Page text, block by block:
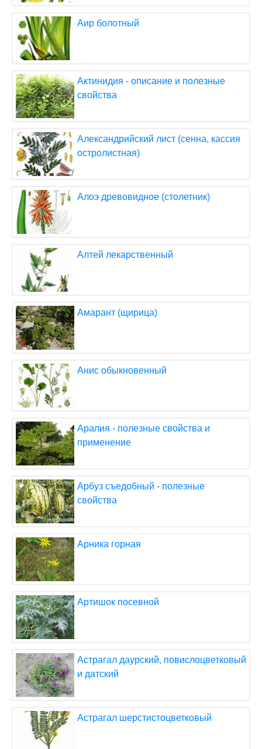
Аир болотный
Актинидия - описание и полезные
свойства
Александрийский лист (сенна, кассия
остролистная)
Алоэ древовидное (столетник)
Алтей лекарственный
Амарант (щирица)
Анис обыкновенный
Аралия - полезные свойства и
применение
Арбуз съедобный - полезные
свойства
Арника горная
Артишок посевной
Астрагал даурский, повислоцветковый
и датский
Астрагал шерстистоцветковый